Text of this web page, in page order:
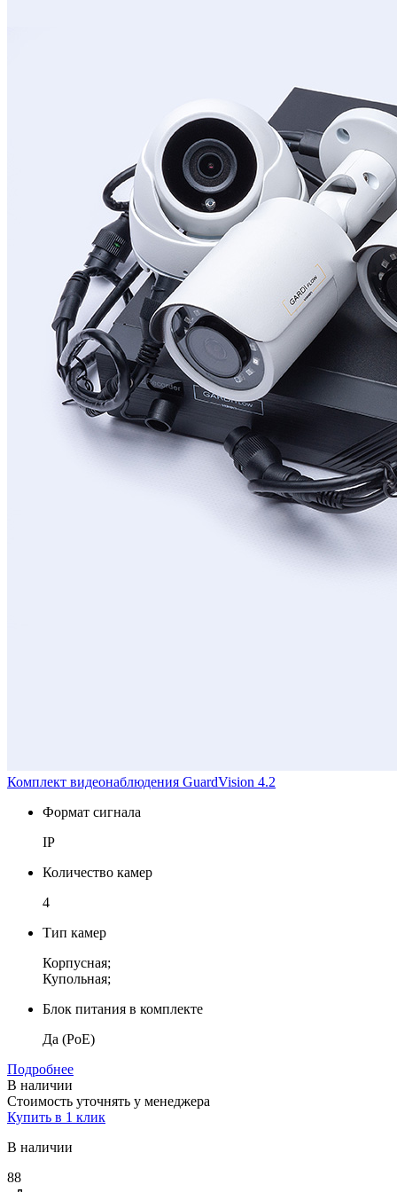
Комплект видеонаблюдения GuardVision 4.2
Формат сигнала
IP
Количество камер
4
Тип камер
Корпусная;
Купольная;
Блок питания в комплекте
Да (PoE)
Подробнее
В наличии
Стоимость уточнять у менеджера
Купить в 1 клик
В наличии
88